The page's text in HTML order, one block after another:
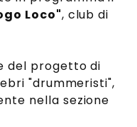
Loco", club di
del progetto di
"drummeristi",
nella sezione